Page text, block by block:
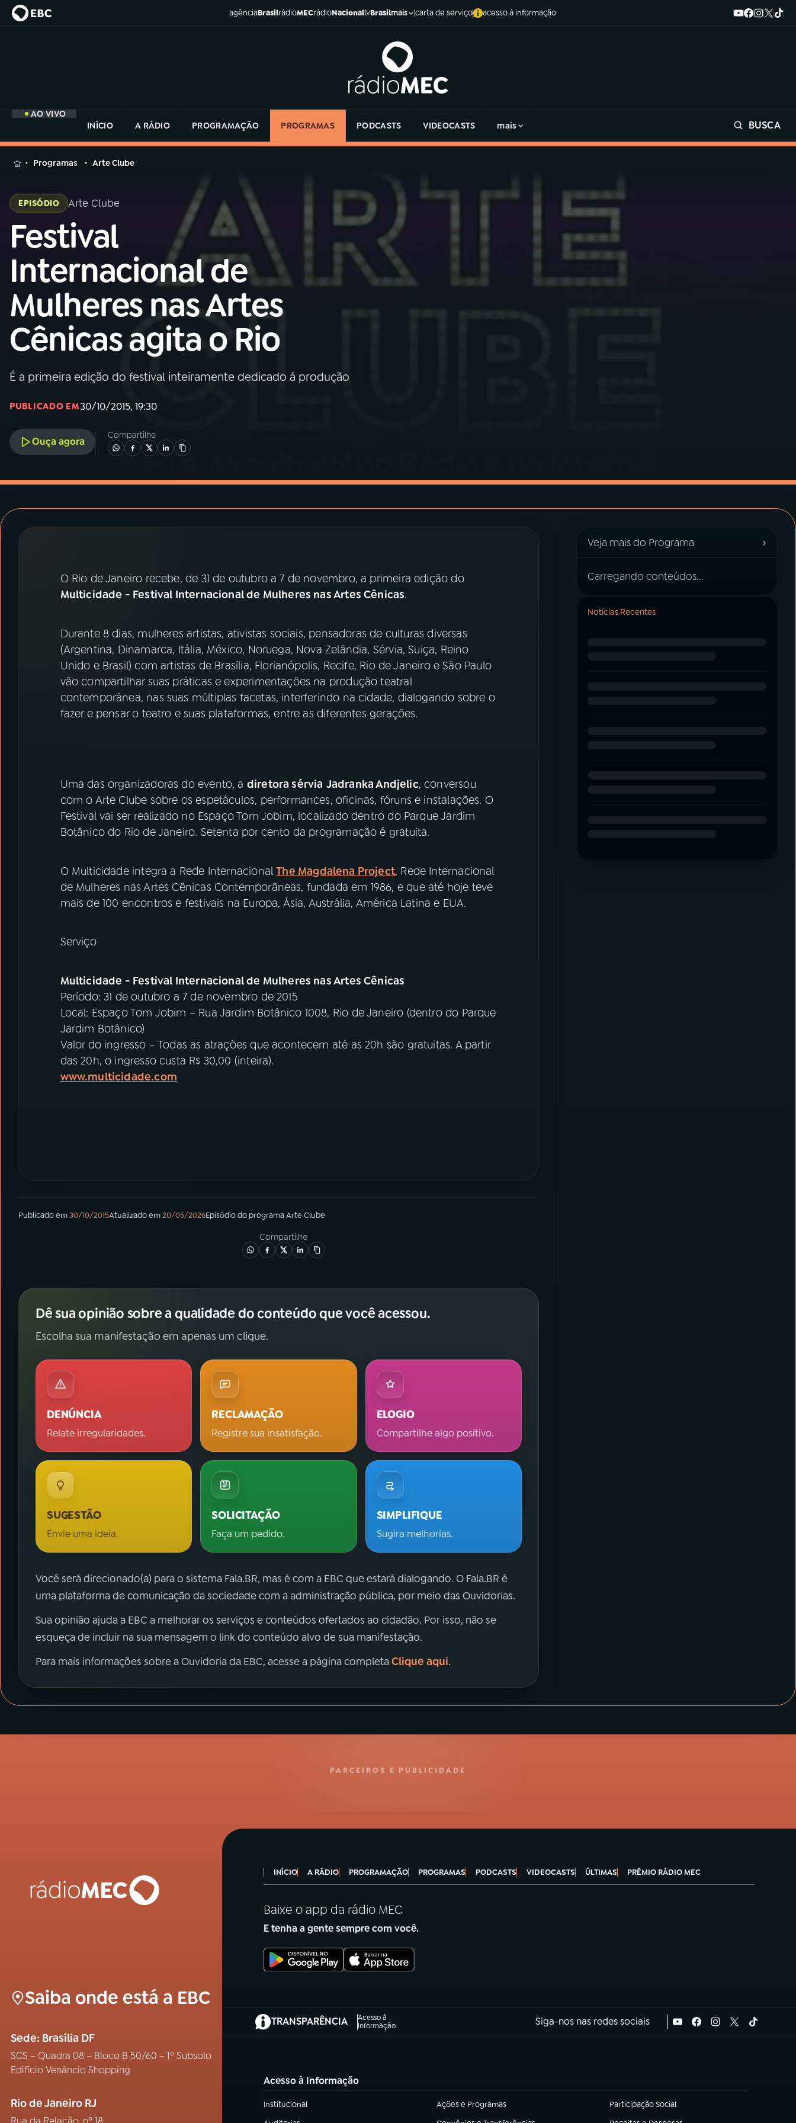
agênciaBrasilrádioMECrádioNacionaltvBrasilmais carta de serviço acesso à informação
AO VIVO
INÍCIO
A RÁDIO PROGRAMAÇÃO PROGRAMAS PODCASTS VIDEOCASTS mais BUSCA
MENU
Buscar
na
Rádio
MEC
Buscar
AO VIVO
01 INÍCIO
02A RÁDIO
03PROGRAMAÇÃO
05PODCASTS
PRÊMIO RÁDIO MEC
YouTube Facebook
Instagram X
na
Rádio
Programas Arte Clube
EPISÓDIO Arte Clube
Festival
Internacional de
Mulheres nas Artes
Cênicas agita o Rio
É a primeira edição do festival inteiramente dedicado á produção
PUBLICADO EM30/10/2015, 19:30
Ouça agora
Compartilhe
O Rio de Janeiro recebe, de 31 de outubro a 7 de novembro, a primeira edição do
Multicidade - Festival Internacional de Mulheres nas Artes Cênicas.
Durante 8 dias, mulheres artistas, ativistas sociais, pensadoras de culturas diversas
(Argentina, Dinamarca, Itália, México, Noruega, Nova Zelândia, Sérvia, Suiça, Reino
Unido e Brasil) com artistas de Brasília, Florianópolis, Recife, Rio de Janeiro e São Paulo
vão compartilhar suas práticas e experimentações na produção teatral
contemporânea, nas suas múltiplas facetas, interferindo na cidade, dialogando sobre o
fazer e pensar o teatro e suas plataformas, entre as diferentes gerações.
Uma das organizadoras do evento, a diretora sérvia Jadranka Andjelic, conversou
com o Arte Clube sobre os espetáculos, performances, oficinas, fóruns e instalações. O
Festival vai ser realizado no Espaço Tom Jobim, localizado dentro do Parque Jardim
Botânico do Rio de Janeiro. Setenta por cento da programação é gratuita.
O Multicidade integra a Rede InternacionalThe Magdalena Project, Rede Internacional
de Mulheres nas Artes Cênicas Contemporâneas, fundada em 1986, e que até hoje teve
mais de 100 encontros e festivais na Europa, Ásia, Austrália, América Latina e EUA.
Serviço
Multicidade - Festival Internacional de Mulheres nas Artes Cênicas
Período: 31 de outubro a 7 de novembro de 2015
Local: Espaço Tom Jobim – Rua Jardim Botânico 1008, Rio de Janeiro (dentro do Parque
Jardim Botânico)
Valor do ingresso – Todas as atrações que acontecem até as 20h são gratuitas. A partir
das 20h, o ingresso custa R$ 30,00 (inteira).
www.multicidade.com
Publicado em30/10/2015Atualizado em20/05/2026Episódiodo programaArte Clube
Compartilhe
Dê sua opinião sobre a qualidade do conteúdo que você acessou.
Escolha sua manifestação em apenas um clique.
DENÚNCIA
Relate irregularidades.
RECLAMAÇÃO
Registre sua insatisfação.
ELOGIO
Compartilhe algo positivo.
SUGESTÃO
Envie uma ideia.
SOLICITAÇÃO
Faça um pedido.
SIMPLIFIQUE
Sugira melhorias.
Você será direcionado(a) para o sistema Fala.BR, mas é com a EBC que estará dialogando. O Fala.BR é
uma plataforma de comunicação da sociedade com a administração pública, por meio das Ouvidorias.
Sua opinião ajuda a EBC a melhorar os serviços e conteúdos ofertados ao cidadão. Por isso, não se
esqueça de incluir na sua mensagem o link do conteúdo alvo de sua manifestação.
Para mais informações sobre a Ouvidoria da EBC, acesse a página completaClique aqui.
Veja mais do Programa ›
Carregando conteúdos...
Notícias Recentes
PARCEIROS E PUBLICIDADE
Saiba onde está a EBC
Sede: Brasília DF
SCS – Quadra 08 – Bloco B 50/60 – 1º Subsolo
Edifício Venâncio Shopping
Rio de Janeiro RJ
INÍCIO A RÁDIO PROGRAMAÇÃO PROGRAMAS PODCASTS VIDEOCASTS ÚLTIMAS PRÊMIO RÁDIO MEC
Baixe o app da rádio MEC
E tenha a gente sempre com você.
TRANSPARÊNCIA
Acesso à
Informação
(abre em nova aba) Siga-nos nas redes sociais
Acesso à Informação
Institucional
(abre em nova aba) Ações e Programas
(abre em nova aba) Participação Social
(abre em nova aba)